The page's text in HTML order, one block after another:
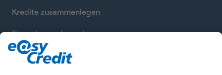
Kredite zusammenlegen
Finanzierung berechnen